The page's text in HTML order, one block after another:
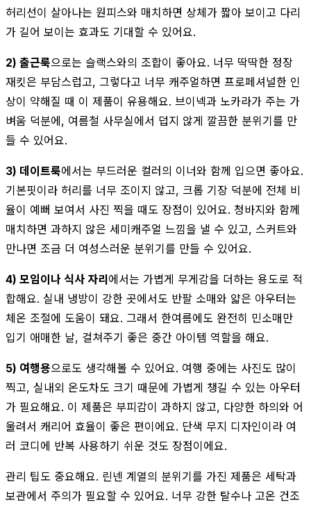
허리선이 살아나는 원피스와 매치하면 상체가 짧아 보이고 다리
가 길어 보이는 효과도 기대할 수 있어요.
2) 출근룩으로는 슬랙스와의 조합이 좋아요. 너무 딱딱한 정장
재킷은 부담스럽고, 그렇다고 너무 캐주얼하면 프로페셔널한 인
상이 약해질 때 이 제품이 유용해요. 브이넥과 노카라가 주는 가
벼움 덕분에, 여름철 사무실에서 덥지 않게 깔끔한 분위기를 만
들 수 있어요.
3) 데이트룩에서는 부드러운 컬러의 이너와 함께 입으면 좋아요.
기본핏이라 허리를 너무 조이지 않고, 크롭 기장 덕분에 전체 비
율이 예뻐 보여서 사진 찍을 때도 장점이 있어요. 청바지와 함께
매치하면 과하지 않은 세미캐주얼 느낌을 낼 수 있고, 스커트와
만나면 조금 더 여성스러운 분위기를 만들 수 있어요.
4) 모임이나 식사 자리에서는 가볍게 무게감을 더하는 용도로 적
합해요. 실내 냉방이 강한 곳에서도 반팔 소매와 얇은 아우터는
체온 조절에 도움이 돼요. 그래서 한여름에도 완전히 민소매만
입기 애매한 날, 걸쳐주기 좋은 중간 아이템 역할을 해요.
5) 여행용으로도 생각해볼 수 있어요. 여행 중에는 사진도 많이
찍고, 실내외 온도차도 크기 때문에 가볍게 챙길 수 있는 아우터
가 필요해요. 이 제품은 부피감이 과하지 않고, 다양한 하의와 어
울려서 캐리어 효율이 좋은 편이에요. 단색 무지 디자인이라 여
러 코디에 반복 사용하기 쉬운 것도 장점이에요.
관리 팁도 중요해요. 린넨 계열의 분위기를 가진 제품은 세탁과
보관에서 주의가 필요할 수 있어요. 너무 강한 탈수나 고온 건조